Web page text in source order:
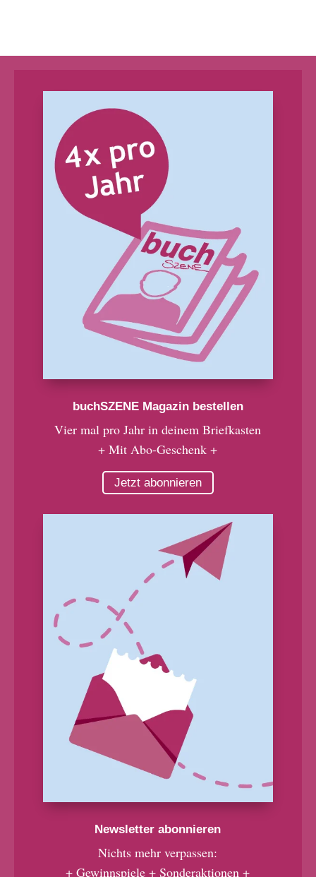
buchSZENE Magazin bestellen
Vier mal pro Jahr in deinem Briefkasten
+ Mit Abo-Geschenk +
Jetzt abonnieren
Newsletter abonnieren
Nichts mehr verpassen:
+ Gewinnspiele + Sonderaktionen +